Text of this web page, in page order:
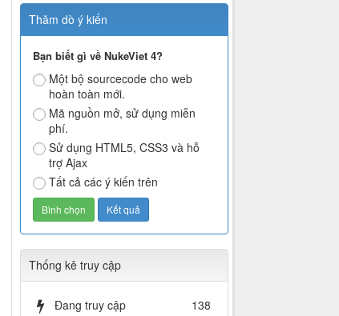
Thăm dò ý kiến
Bạn biết gì về NukeViet 4?
Một bộ sourcecode cho web
hoàn toàn mới.
Mã nguồn mở, sử dụng miễn
phí.
Sử dụng HTML5, CSS3 và hỗ
trợ Ajax
Tất cả các ý kiến trên
Thống kê truy cập
Đang truy cập
138